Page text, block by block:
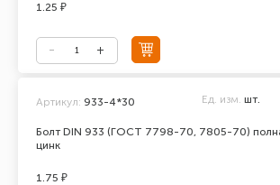
1.25 ₽
Болт DIN 933 (ГОСТ 7798-70, 7805-70)
цинк
Артикул: 933-4*30 Ед. изм. шт.
1.75 ₽